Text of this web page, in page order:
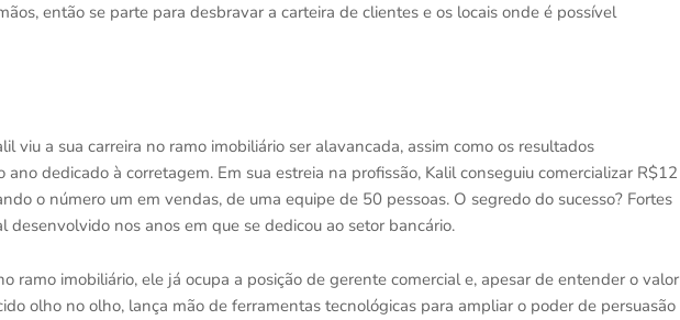
então se parte para desbravar a carteira de clientes e os locais onde é possível
viu a sua carreira no ramo imobiliário ser alavancada, assim como os resultados
dedicado à corretagem. Em sua estreia na profissão, Kalil conseguiu comercializar R$12
o número um em vendas, de uma equipe de 50 pessoas. O segredo do sucesso? Fortes
desenvolvido nos anos em que se dedicou ao setor bancário.
ramo imobiliário, ele já ocupa a posição de gerente comercial e, apesar de entender o valor
olho no olho, lança mão de ferramentas tecnológicas para ampliar o poder de persuasão